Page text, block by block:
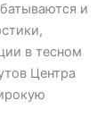
и
в тесном
Центра